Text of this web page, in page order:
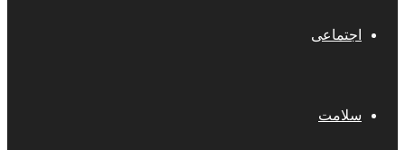
اجتماعی
سلامت